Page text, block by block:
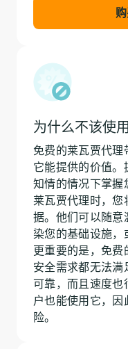
为什么不该使
免费的莱瓦贾代
它能提供的价值
知情的情况下掌握
莱瓦贾代理时，您
据。他们可以随意
染您的基础设施，
更重要的是，免费
安全需求都无法
可靠，而且速度也
户也能使用它，
险。